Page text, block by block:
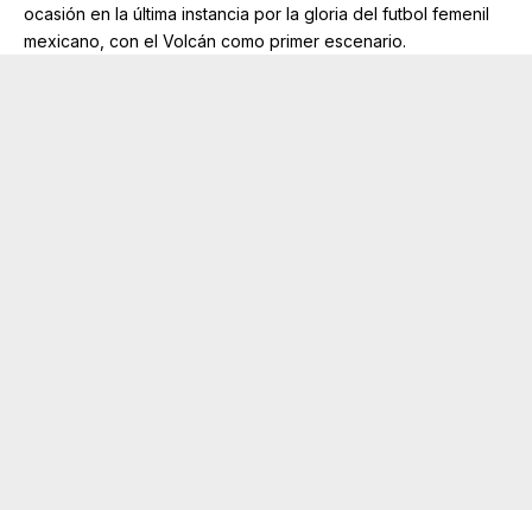
ocasión en la última instancia por la gloria del futbol femenil
mexicano, con el Volcán como primer escenario.